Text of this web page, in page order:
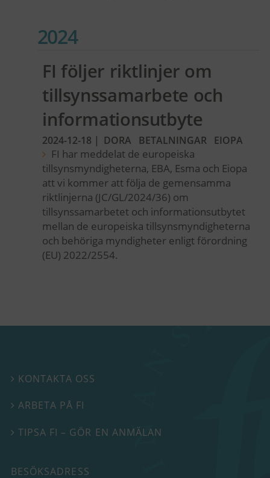
2024
FI följer riktlinjer om
tillsynssamarbete och
informationsutbyte
2024-12-18 | DORA BETALNINGAR EIOPA
FI har meddelat de europeiska
tillsynsmyndigheterna, EBA, Esma och Eiopa
att vi kommer att följa de gemensamma
riktlinjerna (JC/GL/2024/36) om
tillsynssamarbetet och informationsutbytet
mellan de europeiska tillsynsmyndigheterna
och behöriga myndigheter enligt förordning
(EU) 2022/2554.
 KONTAKTA OSS
 ARBETA PÅ FI
TIPSA FI – GÖR EN ANMÄLAN
BESÖKSADRESS